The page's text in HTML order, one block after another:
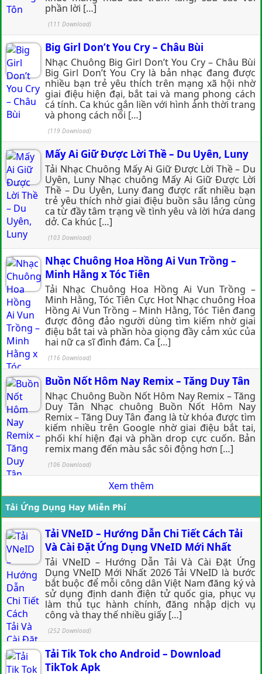
phần lời […]
(111 Download)
Big Girl Don’t You Cry – Châu Bùi
Nhạc Chuông Big Girl Don’t You Cry – Châu Bùi
Big Girl Don’t You Cry là bản nhạc đang được
nhiều bạn trẻ yêu thích trên mạng xã hội nhờ
giai điệu hiện đại, bắt tai và mang phong cách
cá tính. Ca khúc gắn liền với hình ảnh thời trang
và phong cách nổi […]
(119 Download)
Mấy Ai Giữ Được Lời Thề – Du Uyên, Luny
Tải Nhạc Chuông Mấy Ai Giữ Được Lời Thề – Du
Uyên, Luny Nhạc chuông Mấy Ai Giữ Được Lời
Thề – Du Uyên, Luny đang được rất nhiều bạn
trẻ yêu thích nhờ giai điệu buồn sâu lắng cùng
ca từ đầy tâm trạng về tình yêu và lời hứa dang
dở. Ca khúc […]
(103 Download)
Nhạc Chuông Hoa Hồng Ai Vun Trồng –
Minh Hằng x Tóc Tiên
Tải Nhạc Chuông Hoa Hồng Ai Vun Trồng –
Minh Hằng, Tóc Tiên Cực Hot Nhạc chuông Hoa
Hồng Ai Vun Trồng – Minh Hằng, Tóc Tiên đang
được đông đảo người dùng tìm kiếm nhờ giai
điệu bắt tai và phần hòa giọng đầy cảm xúc của
hai nữ ca sĩ đình đám. Ca […]
(116 Download)
Buồn Nốt Hôm Nay Remix – Tăng Duy Tân
Nhạc Chuông Buồn Nốt Hôm Nay Remix – Tăng
Duy Tân Nhạc chuông Buồn Nốt Hôm Nay
Remix – Tăng Duy Tân đang là từ khóa được tìm
kiếm nhiều trên Google nhờ giai điệu bắt tai,
phối khí hiện đại và phần drop cực cuốn. Bản
remix mang đến màu sắc sôi động hơn […]
(106 Download)
Xem thêm
Tải Ứng Dụng Hay Miễn Phí
Tải VNeID – Hướng Dẫn Chi Tiết Cách Tải
Và Cài Đặt Ứng Dụng VNeID Mới Nhất
Tải VNeID – Hướng Dẫn Tải Và Cài Đặt Ứng
Dụng VNeID Mới Nhất 2026 Tải VNeID là bước
bắt buộc để mỗi công dân Việt Nam đăng ký và
sử dụng định danh điện tử quốc gia, phục vụ
làm thủ tục hành chính, đăng nhập dịch vụ
công và thay thế nhiều giấy […]
(252 Download)
Tải Tik Tok cho Android – Download
TikTok Apk